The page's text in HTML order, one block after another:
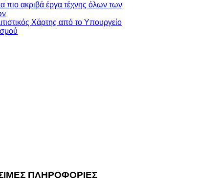
πιο ακριβά έργα τέχνης όλων των
ΠΛΗΡΟΦΟΡΙΕΣ